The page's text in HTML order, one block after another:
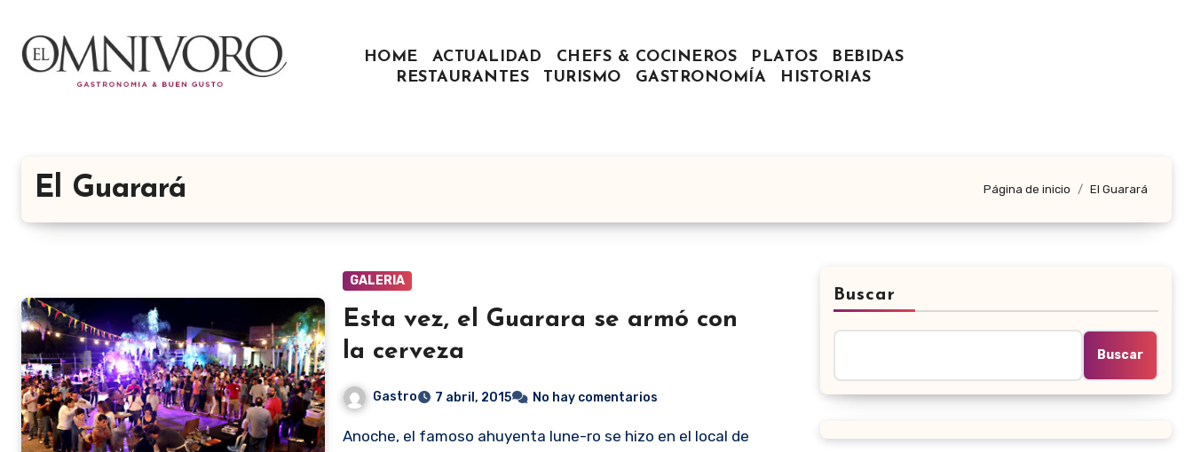
contenido
HOME ACTUALIDAD CHEFS & COCINEROS PLATOS
BEBIDAS
RESTAURANTES
TURISMO GASTRONOMÍA HISTORIAS
El Guarará Página de inicio El Guarará
GALERIA
Esta vez, el Guarara se armó con
la cerveza
Gastro 7 abril, 2015 No hay comentarios
Anoche, el famoso ahuyenta lune-ro se hizo en el local de
Buscar
Buscar